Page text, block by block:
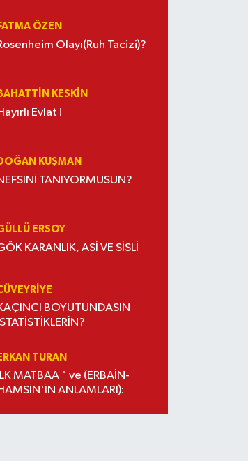
ÖZEN
Olayı(Ruh Tacizi)?
KESKİN
Evlat !
KUŞMAN
TANIYORMUSUN?
ERSOY
KARANLIK, ASİ VE SİSLİ
BOYUTUNDASIN
İSTATİSTİKLERİN?
TURAN
İLK MATBAA " ve (ERBAİN-
HAMSİN'İN ANLAMLARI):